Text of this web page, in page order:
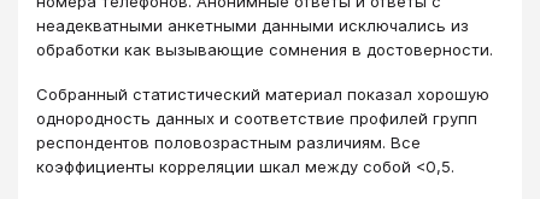
неадекватными анкетными данными исключались из
обработки как вызывающие сомнения в достоверности.
Собранный статистический материал показал хорошую
однородность данных и соответствие профилей групп
респондентов половозрастным различиям. Все
коэффициенты корреляции шкал между собой <0,5.